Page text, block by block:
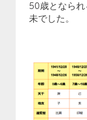
50歳となら
未でした。